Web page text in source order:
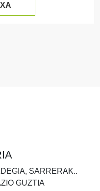
SARRERAK..
GUZTIA